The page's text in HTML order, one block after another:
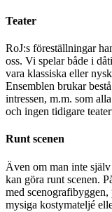
Teater
RoJ:s föreställningar
oss. Vi spelar både i
vara klassiska eller
Ensemblen brukar
intressen, m.m. som
och ingen tidigare
Runt scenen
Även om man inte
kan göra runt scenen.
med
mysiga kostymateljé